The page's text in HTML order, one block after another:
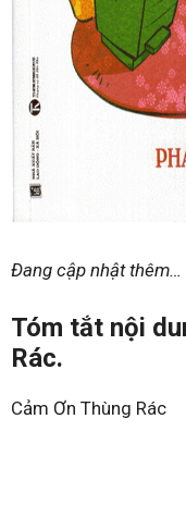
Đang cập nhật thêm…
Tóm tắt nội
Rác.
Cảm Ơn Thùng Rác